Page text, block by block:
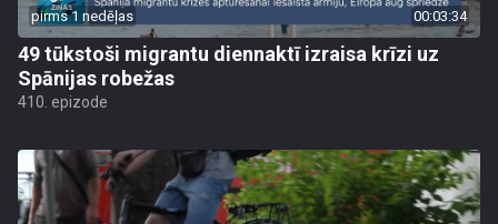
pirms 1 nedēļas 00:03:34
49 tūkstoši migrantu diennaktī izraisa krīzi uz
Spānijas robežas
410. epizode